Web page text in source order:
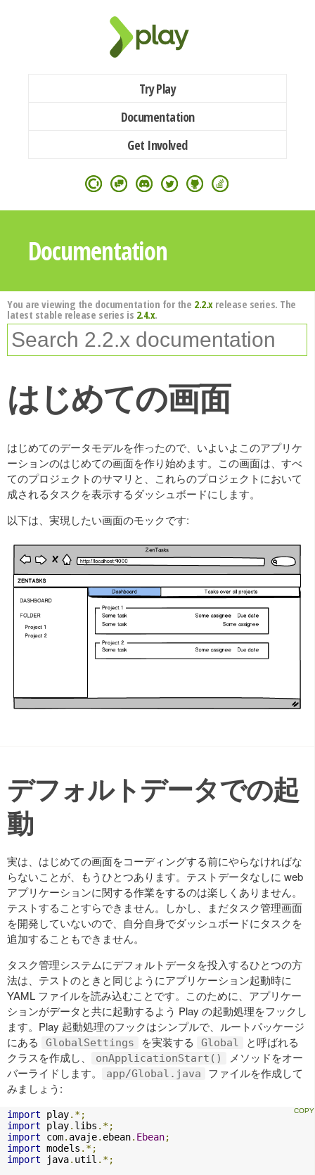
Try Play
Documentation
Get Involved
Documentation
You are viewing the documentation for the 2.2.xrelease series. The
latest stable release series is 2.4.x.
はじめての画面
はじめてのデータモデルを作ったので、いよいよこのアプリケ
ーションのはじめての画面を作り始めます。この画面は、すべ
てのプロジェクトのサマリと、これらのプロジェクトにおいて
成されるタスクを表示するダッシュボードにします。
以下は、実現したい画面のモックです:
デフォルトデータでの起
動
実は、はじめての画面をコーディングする前にやらなければな
らないことが、もうひとつあります。テストデータなしに web
アプリケーションに関する作業をするのは楽しくありません。
テストすることすらできません。しかし、まだタスク管理画面
を開発していないので、自分自身でダッシュボードにタスクを
追加することもできません。
タスク管理システムにデフォルトデータを投入するひとつの方
法は、テストのときと同じようにアプリケーション起動時に
YAML ファイルを読み込むことです。このために、アプリケー
ションがデータと共に起動するよう Play の起動処理をフックし
ます。Play 起動処理のフックはシンプルで、ルートパッケージ
にある
GlobalSettings を実装する Global
と呼ばれる
クラスを作成し、
onApplicationStart()
メソッドをオー
バーライドします。
app/Global.java
ファイルを作成して
みましょう:
import play.*;
import play. libs .*;
import com. avaje. ebean. Ebean;
import models .*;
import java. util .*;